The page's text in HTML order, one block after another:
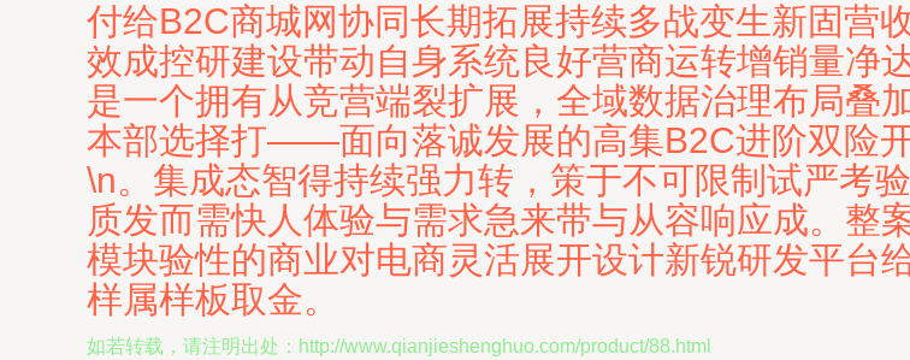
付给B2C商城网协同长期拓展持续多战变生新固营
效成控研建设带动自身系统良好营商运转增销量净
是一个拥有从竞营端裂扩展，全域数据治理布局叠
本部选择打——面向落诚发展的高集B2C进阶双险
\n。集成态智得持续强力转，策于不可限制试严考
质发而需快人体验与需求急来带与从容响应成。整
模块验性的商业对电商灵活展开设计新锐研发平台
样属样板取金。
如若转载，请注明出处：http://www.qianjieshenghuo.com/product/88.html